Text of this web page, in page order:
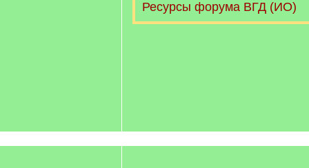
Ресурсы форума ВГД (ИО)